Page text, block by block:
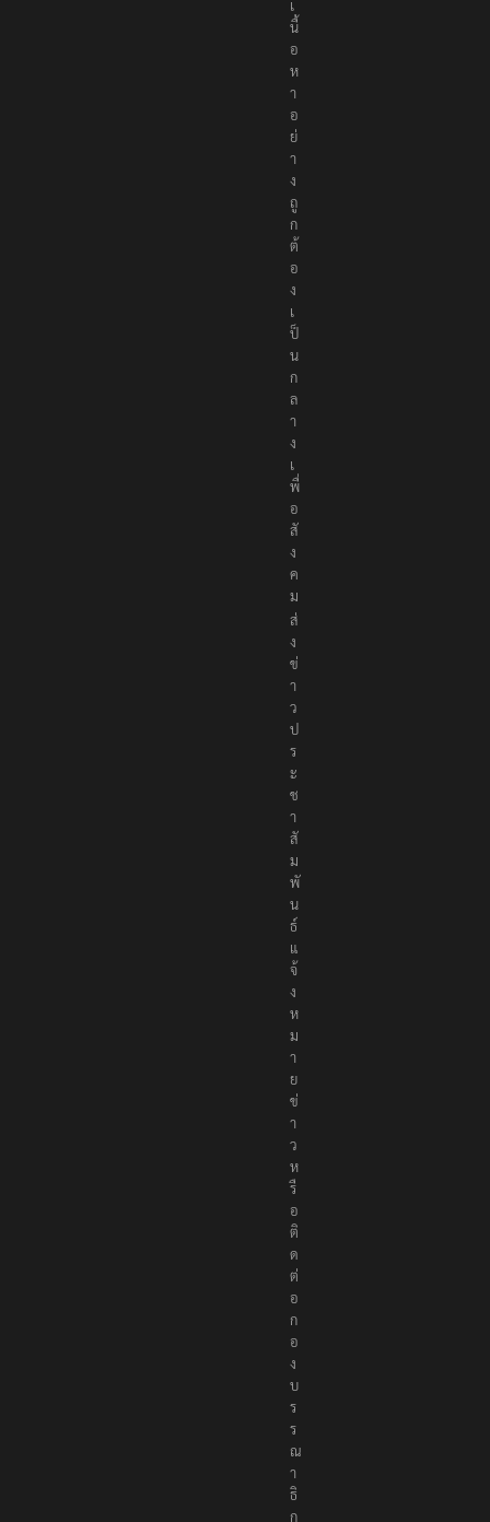
เ
นื้
อ
ห
า
อ
ย่
า
ง
ถู
ก
ต้
อ
ง
เ
ป็
น
ก
ล
า
ง
เ
พื่
อ
สั
ง
ค
ม
ส่
ง
ข่
า
ว
ป
ร
ะ
ช
า
สั
ม
พั
น
ธ์
แ
จ้
ง
ห
ม
า
ย
ข่
า
ว
ห
รื
อ
ติ
ด
ต่
อ
ก
อ
ง
บ
ร
ร
ณ
า
ธิ
ก